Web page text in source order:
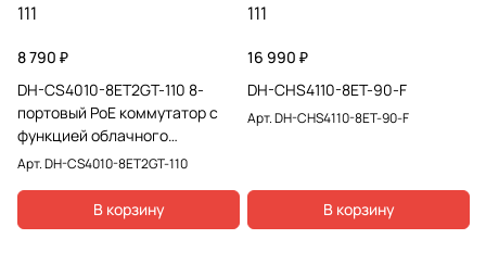
111
8 790 ₽
DH-CS4010-8ET2GT-110 8-
портовый PoE коммутатор с
функцией облачного
управления
Арт.DH-CS4010-8ET2GT-110
В корзину
111
16 990 ₽
DH-CHS4110-8ET-90-F
Арт.DH-CHS4110-8ET-90-F
В корзину